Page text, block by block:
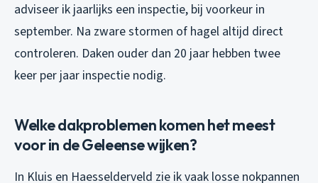
adviseer ik jaarlijks een inspectie, bij voorkeur in
september. Na zware stormen of hagel altijd direct
controleren. Daken ouder dan 20 jaar hebben twee
keer per jaar inspectie nodig.
Welke dakproblemen komen het meest
voor in de Geleense wijken?
In Kluis en Haesselderveld zie ik vaak losse nokpannen